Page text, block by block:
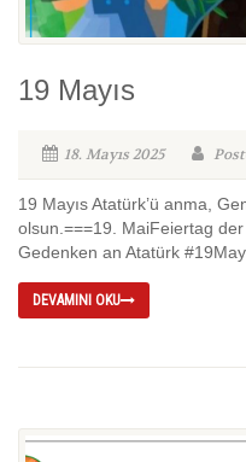
19 Mayıs
18. Mayıs 2025
19 Mayıs Atatürk’ü anma,
olsun.===19. MaiFeiertag
Gedenken an Atatürk
DEVAMINI OKU